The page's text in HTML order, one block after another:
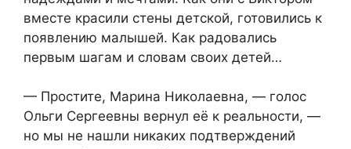
вместе красили стены детской, готовились к
появлению малышей. Как радовались
первым шагам и словам своих детей…
— Простите, Марина Николаевна, — голос
Ольги Сергеевны вернул её к реальности, —
но мы не нашли никаких подтверждений